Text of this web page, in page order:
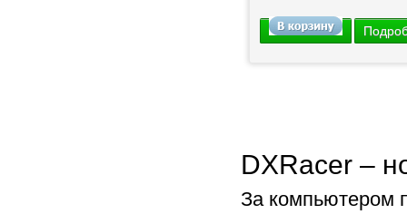
DXRacer –
За компьютером